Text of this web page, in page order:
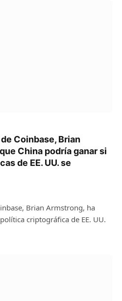
Coinbase, Brian
China podría ganar si
de EE. UU. se
Brian Armstrong, ha
criptográfica de EE. UU.